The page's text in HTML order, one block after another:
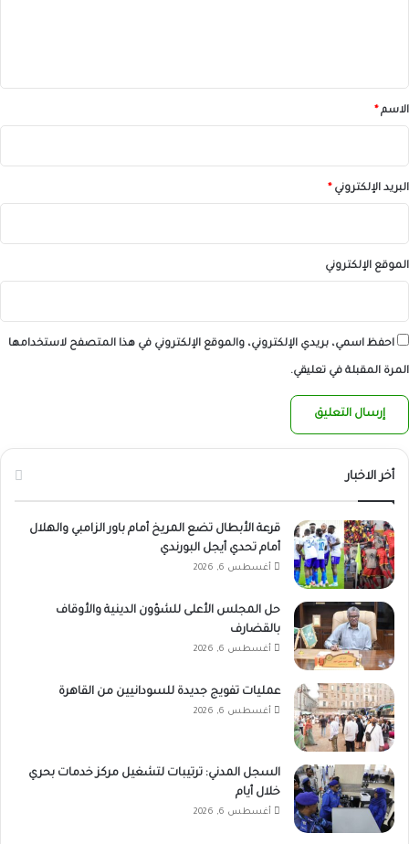
*الاسم *
البريد الإلكتروني *
الموقع الإلكتروني
احفظ اسمي، بريدي الإلكتروني، والموقع الإلكتروني في هذا المتصفح لاستخدامها
المرة المقبلة في تعليقي.
أخر الاخبار
قرعة الأبطال تضع المريخ أمام باور الزامبي والهلال
أمام تحدي أيجل البورندي
أغسطس 6, 2026
حل المجلس الأعلى للشؤون الدينية والأوقاف
بالقضارف
أغسطس 6, 2026
عمليات تفويج جديدة للسودانيين من القاهرة
أغسطس 6, 2026
السجل المدني: ترتيبات لتشغيل مركز خدمات بحري
خلال أيام
أغسطس 6, 2026